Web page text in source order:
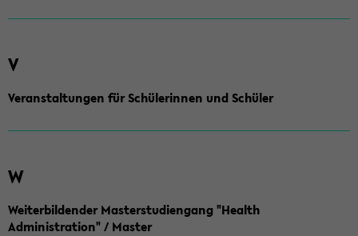
V
Veranstaltungen für Schülerinnen und Schüler
W
Weiterbildender Masterstudiengang "Health
Administration" / Master